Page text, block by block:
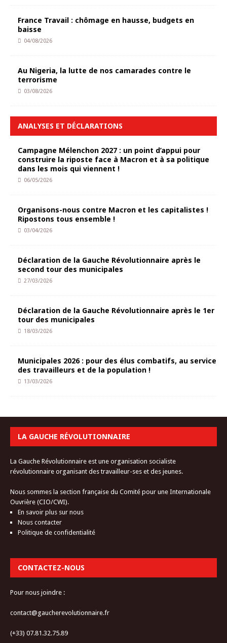
France Travail : chômage en hausse, budgets en
baisse
04/08/2026
Au Nigeria, la lutte de nos camarades contre le
terrorisme
03/08/2026
ANALYSES ET DÉCLARATIONS
Campagne Mélenchon 2027 : un point d’appui pour
construire la riposte face à Macron et à sa politique
dans les mois qui viennent !
06/05/2026
Organisons-nous contre Macron et les capitalistes !
Ripostons tous ensemble !
03/04/2026
Déclaration de la Gauche Révolutionnaire après le
second tour des municipales
27/03/2026
Déclaration de la Gauche Révolutionnaire après le 1er
tour des municipales
18/03/2026
Municipales 2026 : pour des élus combatifs, au service
des travailleurs et de la population !
13/03/2026
LA GAUCHE RÉVOLUTIONNAIRE
La Gauche Révolutionnaire est une organisation socialiste
révolutionnaire organisant des travailleur-ses et des jeunes.
Nous sommes la section française du Comité pour une Internationale
Ouvrière (CIO/CWI).
En savoir plus sur nous
Nous contacter
Politique de confidentialité
CONTACTEZ-NOUS
Pour nous joindre :
contact@gaucherevolutionnaire.fr
(+33) 07.81.32.75.89